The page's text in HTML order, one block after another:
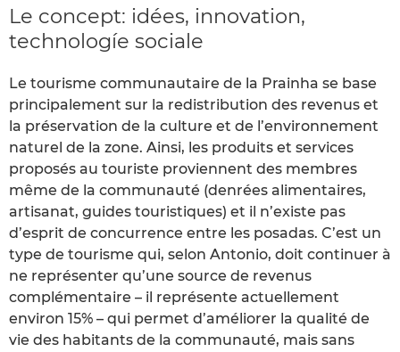
Le concept: idées, innovation,
technologíe sociale
Le tourisme communautaire de la Prainha se base
principalement sur la redistribution des revenus et
la préservation de la culture et de l’environnement
naturel de la zone. Ainsi, les produits et services
proposés au touriste proviennent des membres
même de la communauté (denrées alimentaires,
artisanat, guides touristiques) et il n’existe pas
d’esprit de concurrence entre les posadas. C’est un
type de tourisme qui, selon Antonio, doit continuer à
ne représenter qu’une source de revenus
complémentaire – il représente actuellement
environ 15% – qui permet d’améliorer la qualité de
vie des habitants de la communauté, mais sans